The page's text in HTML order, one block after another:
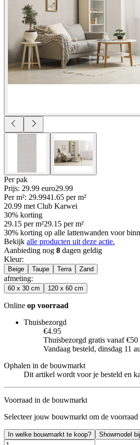
Per pak
Prijs: 29.99 euro29.99
Per m²: 29.9941.65 per m²
20.99 met Club Karwei
30% korting
29.15 per m²29.15 per m²
30% korting op alle lattenwanden voor
Bekijk alle producten uit deze actie.
Aanbieding nog 8 dagen geldig
Kleur:
Beige Taupe Terra Zand
afmeting:
60 x 30 cm 120 x 60 cm
Online op voorraad
Thuisbezorgd
€4.95
Thuisbezorgd gratis vanaf €50
Vandaag besteld, dinsdag 11
Ophalen in de bouwmarkt
Dit artikel wordt voor je besteld en
Voorraad in de bouwmarkt
Selecteer jouw bouwmarkt om de
In welke bouwmarkt te koop? Showmodel